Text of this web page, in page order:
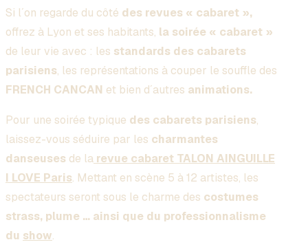
Si l´on regarde du côté des revues « cabaret »,
offrez à Lyon et ses habitants, la soirée « cabaret »
de leur vie avec : les standards des cabarets
parisiens, les représentations à couper le souffle des
FRENCH CANCAN et bien d´autres animations.
Pour une soirée typique des cabarets parisiens,
laissez-vous séduire par les charmantes
danseuses de la revue cabaret TALON AINGUILLE
I LOVE Paris. Mettant en scène 5 à 12 artistes, les
spectateurs seront sous le charme des costumes
strass, plume … ainsi que du professionnalisme
du show.